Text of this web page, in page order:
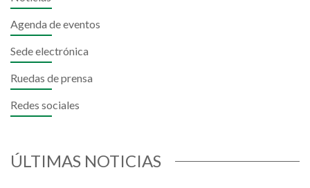
Agenda de eventos
Sede electrónica
Ruedas de prensa
Redes sociales
ÚLTIMAS NOTICIAS